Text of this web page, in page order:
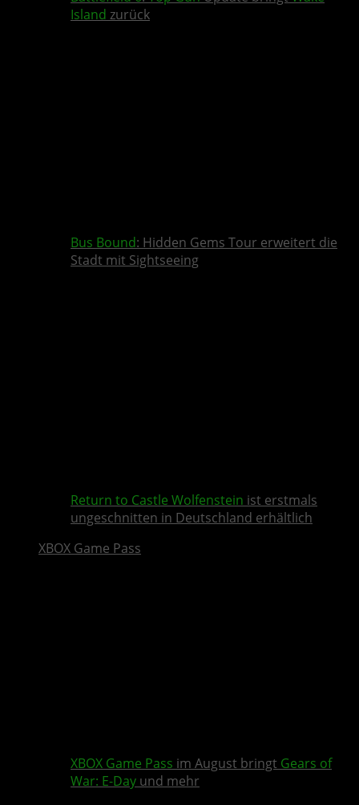
Island zurück
Bus Bound: Hidden Gems Tour erweitert die
Stadt mit Sightseeing
Return to Castle Wolfenstein ist erstmals
ungeschnitten in Deutschland erhältlich
XBOX Game Pass
XBOX Game Pass im August bringt Gears of
War: E-Day und mehr